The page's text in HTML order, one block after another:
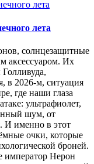
лета
солнцезащитные
аксессуаром. Их
в 2026-м, ситуация
где наши глаза
ультрафиолет,
шум, от
И именно в этот
очки, которые
броней.
император Нерон